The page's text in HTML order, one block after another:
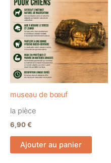
museau de bœuf
la pièce
6,90€
Ajouter au panier